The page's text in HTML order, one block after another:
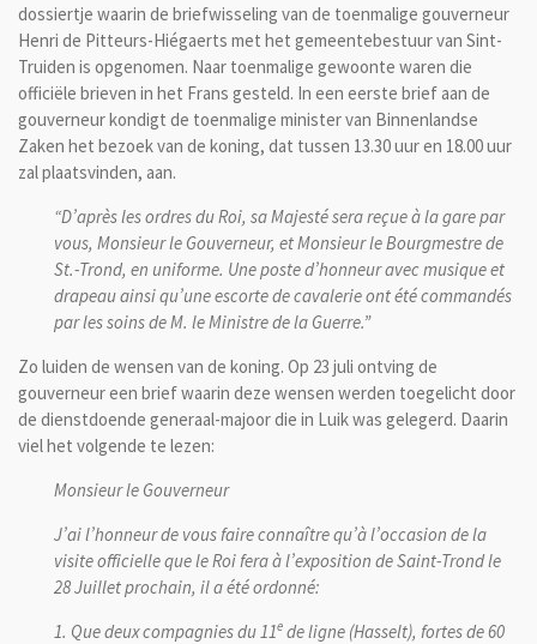
dossiertje waarin de briefwisseling van de toenmalige gouverneur
Henri de Pitteurs-Hiégaerts met het gemeentebestuur van Sint-
Truiden is opgenomen. Naar toenmalige gewoonte waren die
officiële brieven in het Frans gesteld. In een eerste brief aan de
gouverneur kondigt de toenmalige minister van Binnenlandse
Zaken het bezoek van de koning, dat tussen 13.30 uur en 18.00 uur
zal plaatsvinden, aan.
“D’après les ordres du Roi, sa Majesté sera reçue à la gare par
vous, Monsieur le Gouverneur, et Monsieur le Bourgmestre de
St.-Trond, en uniforme. Une poste d’honneur avec musique et
drapeau ainsi qu’une escorte de cavalerie ont été commandés
par les soins de M. le Ministre de la Guerre.”
Zo luiden de wensen van de koning. Op 23 juli ontving de
gouverneur een brief waarin deze wensen werden toegelicht door
de dienstdoende generaal-majoor die in Luik was gelegerd. Daarin
viel het volgende te lezen:
Monsieur le Gouverneur
J’ai l’honneur de vous faire connaître qu’à l’occasion de la
visite officielle que le Roi fera à l’exposition de Saint-Trond le
28 Juillet prochain, il a été ordonné:
1. Que deux compagnies du 11e de ligne (Hasselt), fortes de 60